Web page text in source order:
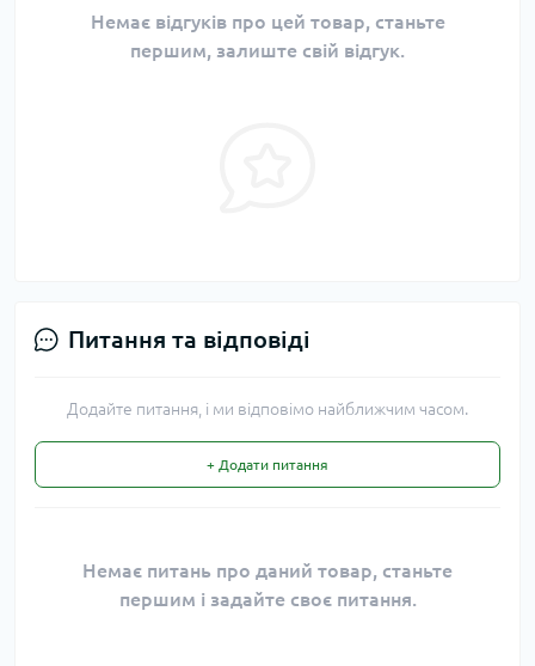
Немає відгуків про цей товар, станьте
першим, залиште свій відгук.
Питання та відповіді
Додайте питання, і ми відповімо найближчим часом.
+ Додати питання
Немає питань про даний товар, станьте
першим і задайте своє питання.